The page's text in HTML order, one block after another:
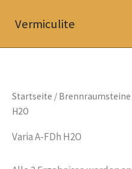
InhaltVermiculite
Startseite /
H2O
Varia A-FDh H2O